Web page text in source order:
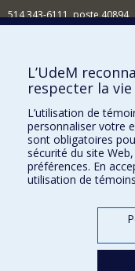
514 343-6111, poste 40894
Comment soutenir
BESOIN D'AIDE?
Plan du site
Signaler une erreur
Accessibilité
FACULTÉ DES ARTS ET
Nos départements et écoles
L’UdeM
respecter la
L’utilisation de
personnaliser votre
sont obligatoires
sécurité du site
préférences. En
utilisation de